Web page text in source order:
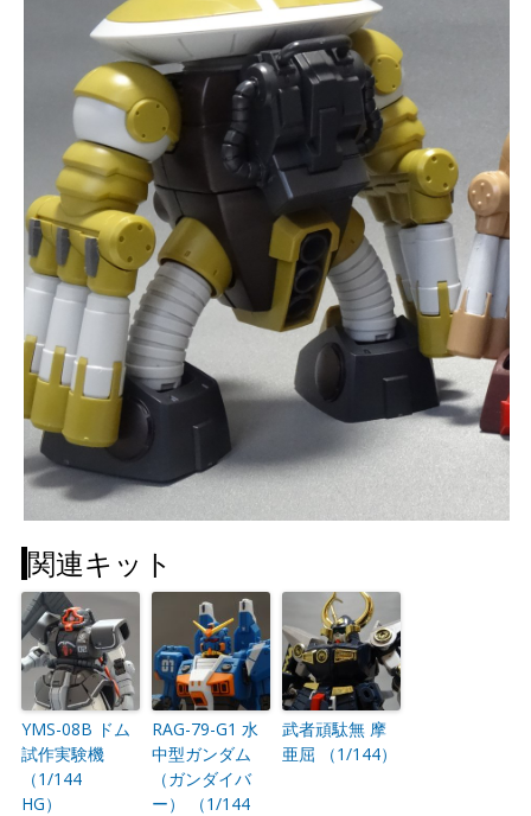
関連キット
YMS-08B ドム
試作実験機
（1/144
HG）
RAG-79-G1 水
中型ガンダム
（ガンダイバ
ー） （1/144
武者頑駄無 摩
亜屈 （1/144）